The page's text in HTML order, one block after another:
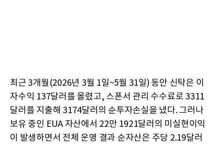
최근 3개월(2026년 3월 1일~5월 31일) 동안 신탁은 이
자수익 137달러를 올렸고, 스폰서 관리 수수료로 3311
달러를 지출해 3174달러의 순투자손실을 냈다. 그러나
보유 중인 EUA 자산에서 22만 1921달러의 미실현이익
이 발생하면서 전체 운영 결과 순자산은 주당 2.19달러